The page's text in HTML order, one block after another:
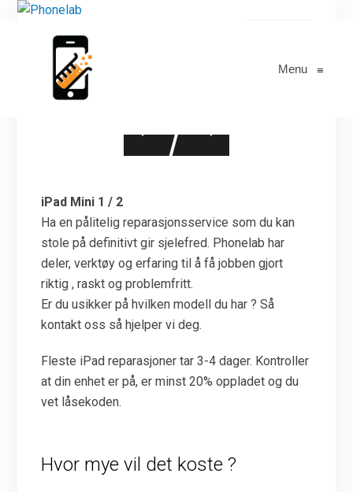
Menu ≡
iPad Mini 1 / 2
iPad Mini 1 / 2
Ha en pålitelig reparasjonsservice som du kan
stole på definitivt gir sjelefred. Phonelab har
deler, verktøy og erfaring til å få jobben gjort
riktig , raskt og problemfritt.
Er du usikker på hvilken modell du har ? Så
kontakt oss så hjelper vi deg.
Fleste iPad reparasjoner tar 3-4 dager. Kontroller
at din enhet er på, er minst 20% oppladet og du
vet låsekoden.
Hvor mye vil det koste ?